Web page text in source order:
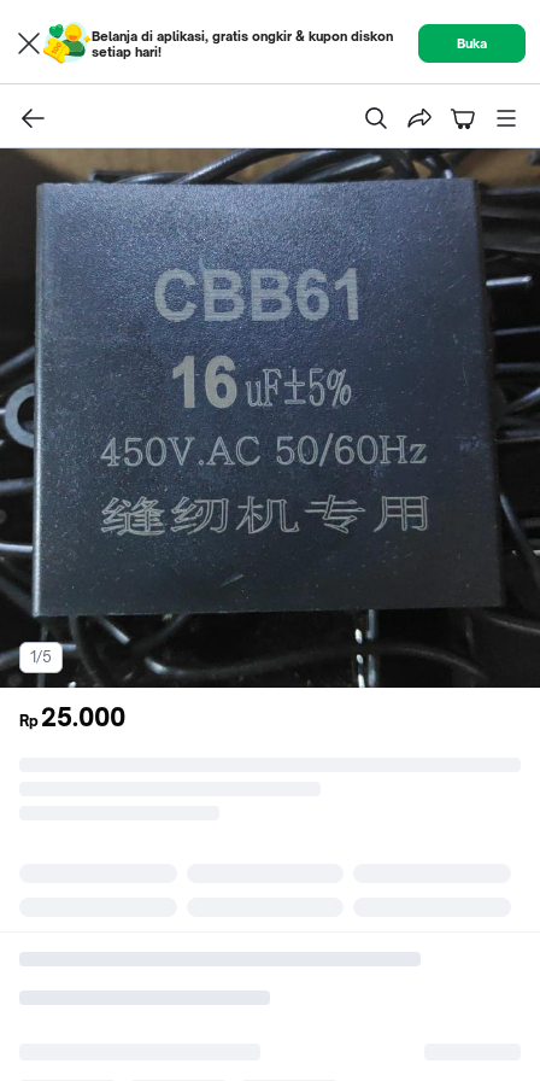
Belanja di aplikasi, gratis ongkir & kupon diskon
setiap hari!
Buka
1/5
Rp 25.000